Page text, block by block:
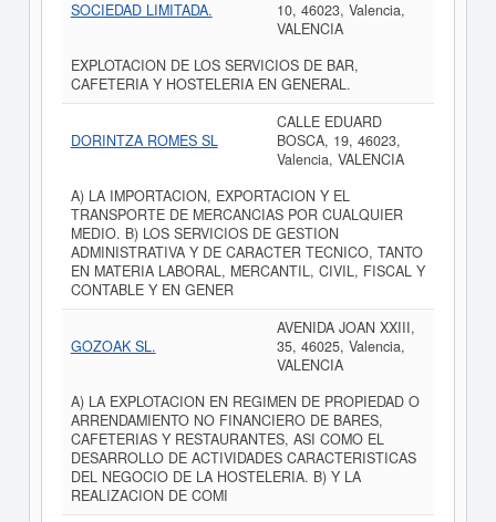
SOCIEDAD LIMITADA.
10, 46023, Valencia,
VALENCIA
EXPLOTACION DE LOS SERVICIOS DE BAR,
CAFETERIA Y HOSTELERIA EN GENERAL.
DORINTZA ROMES SL
CALLE EDUARD
BOSCA, 19, 46023,
Valencia, VALENCIA
A) LA IMPORTACION, EXPORTACION Y EL
TRANSPORTE DE MERCANCIAS POR CUALQUIER
MEDIO. B) LOS SERVICIOS DE GESTION
ADMINISTRATIVA Y DE CARACTER TECNICO, TANTO
EN MATERIA LABORAL, MERCANTIL, CIVIL, FISCAL Y
CONTABLE Y EN GENER
GOZOAK SL.
AVENIDA JOAN XXIII,
35, 46025, Valencia,
VALENCIA
A) LA EXPLOTACION EN REGIMEN DE PROPIEDAD O
ARRENDAMIENTO NO FINANCIERO DE BARES,
CAFETERIAS Y RESTAURANTES, ASI COMO EL
DESARROLLO DE ACTIVIDADES CARACTERISTICAS
DEL NEGOCIO DE LA HOSTELERIA. B) Y LA
REALIZACION DE COMI